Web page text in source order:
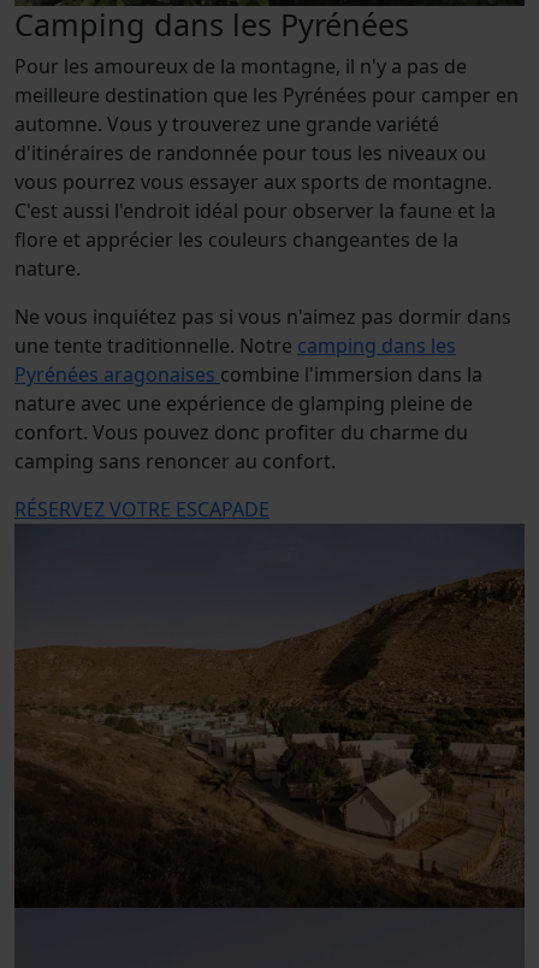
Camping dans les Pyrénées
Pour les amoureux de la montagne, il n'y a pas de
meilleure destination que les Pyrénées pour camper en
automne. Vous y trouverez une grande variété
d'itinéraires de randonnée pour tous les niveaux ou
vous pourrez vous essayer aux sports de montagne.
C'est aussi l'endroit idéal pour observer la faune et la
flore et apprécier les couleurs changeantes de la
nature.
Ne vous inquiétez pas si vous n'aimez pas dormir dans
une tente traditionnelle. Notre camping dans les
Pyrénées aragonaises combine l'immersion dans la
nature avec une expérience de glamping pleine de
confort. Vous pouvez donc profiter du charme du
camping sans renoncer au confort.
RÉSERVEZ VOTRE ESCAPADE